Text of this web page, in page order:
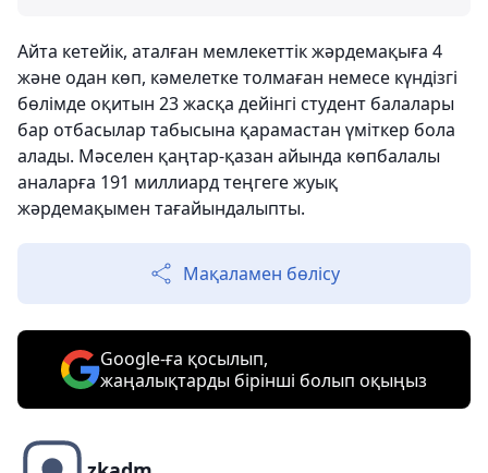
Айта кетейік, аталған мемлекеттік жәрдемақыға 4
және одан көп, кәмелетке толмаған немесе күндізгі
бөлімде оқитын 23 жасқа дейінгі студент балалары
бар отбасылар табысына қарамастан үміткер бола
алады. Мәселен қаңтар-қазан айында көпбалалы
аналарға 191 миллиард теңгеге жуық
жәрдемақымен тағайындалыпты.
Мақаламен бөлісу
Google-ға қосылып,
жаңалықтарды бірінші болып оқыңыз